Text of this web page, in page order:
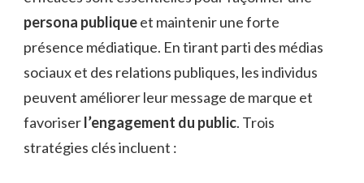
persona publiqueet maintenir une forte
présence médiatique. En tirant parti des médias
sociaux et des relations publiques, les individus
peuvent améliorer leur message de marque et
favoriserl’engagement du public. Trois
stratégies clés incluent :